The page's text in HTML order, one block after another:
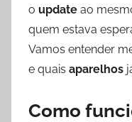
o update ao
quem estava
Vamos entender
e quais aparelhos
Como